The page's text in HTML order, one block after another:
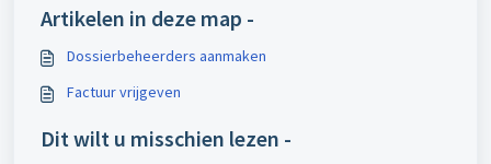
Artikelen in deze map -
Dossierbeheerders aanmaken
Factuur vrijgeven
Dit wilt u misschien lezen -